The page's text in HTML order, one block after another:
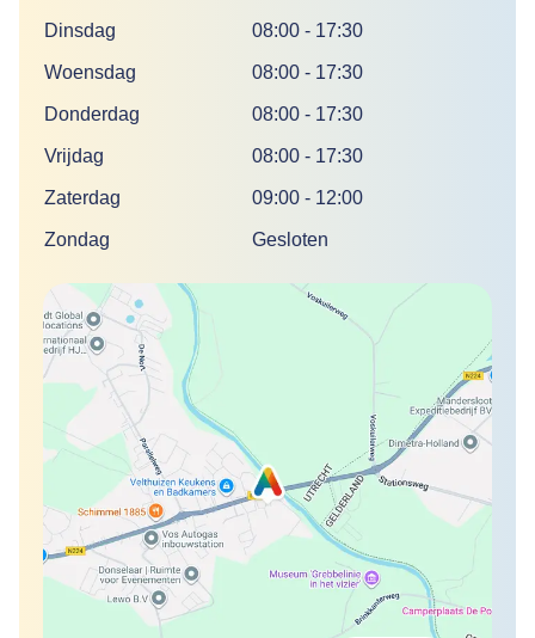
Dinsdag 08:00 - 17:30
Woensdag 08:00 - 17:30
Donderdag 08:00 - 17:30
Vrijdag 08:00 - 17:30
Zaterdag 09:00 - 12:00
Zondag Gesloten